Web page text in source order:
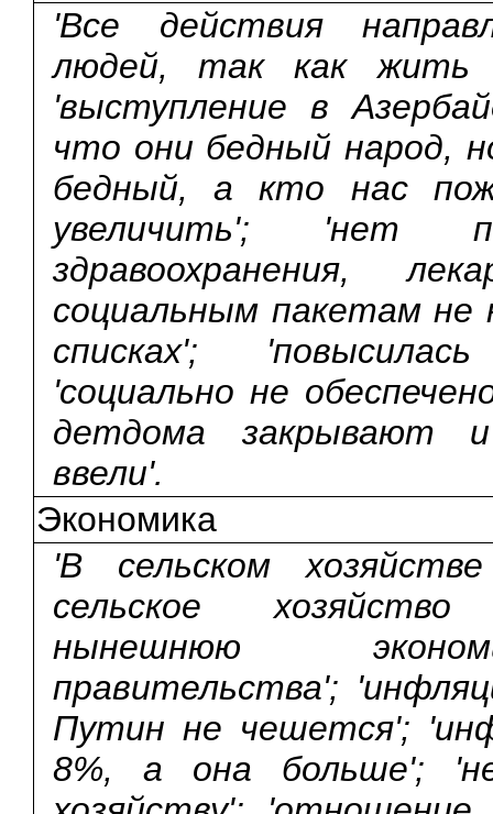
'Все действия
людей, так как жить
'выступление в
что они бедный народ,
бедный, а кто нас
увеличить'; 'нет
здравоохранения,
социальным пакетам
списках';
'социально не
детдома закрывают
ввели'.
Экономика
'В сельском
сельское
нынешнюю
правительства';
Путин не чешется';
8%, а она больше';